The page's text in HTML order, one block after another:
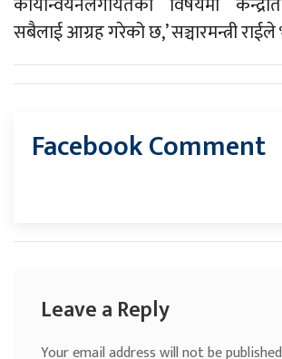
सबैलाई आग्रह गरेको छ,’ सञ्चारमन्त्री राईले
Facebook Comment
Leave a Reply
Your email address will not be